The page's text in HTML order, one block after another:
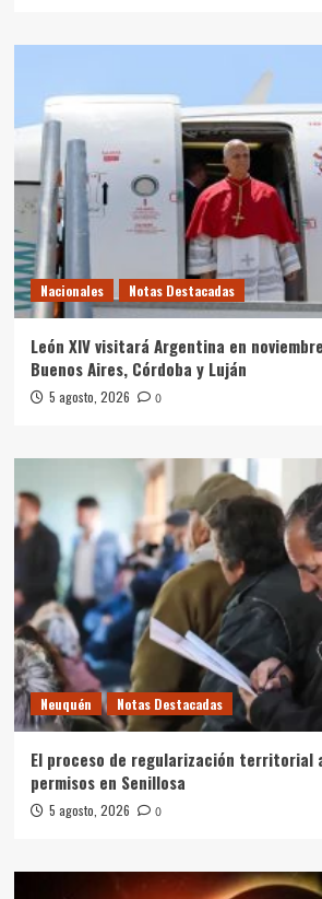
Nacionales Notas Destacadas
León XIV visitará Argentina en
Buenos Aires, Córdoba y Luján
5 agosto, 2026 0
Neuquén Notas Destacadas
El proceso de regularización territorial
permisos en Senillosa
5 agosto, 2026 0